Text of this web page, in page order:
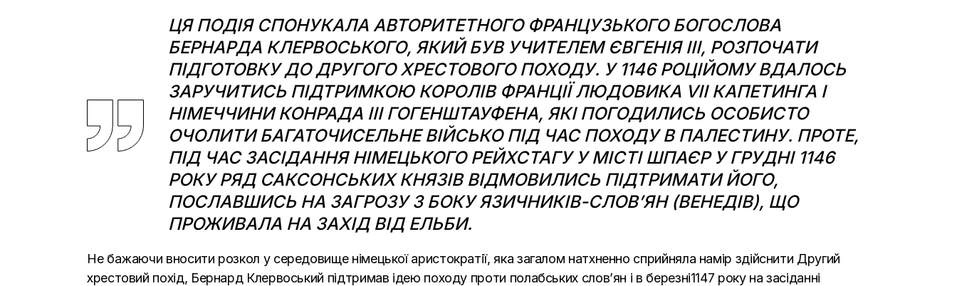
ЦЯ ПОДІЯ СПОНУКАЛА АВТОРИТЕТНОГО ФРАНЦУЗЬКОГО БОГОСЛОВА
БЕРНАРДА КЛЕРВОСЬКОГО, ЯКИЙ БУВ УЧИТЕЛЕМ ЄВГЕНІЯ III, РОЗПОЧАТИ
ПІДГОТОВКУ ДО ДРУГОГО ХРЕСТОВОГО ПОХОДУ. У 1146 РОЦІЙОМУ ВДАЛОСЬ
ЗАРУЧИТИСЬ ПІДТРИМКОЮ КОРОЛІВ ФРАНЦІЇ ЛЮДОВИКА VII КАПЕТИНГА І
НІМЕЧЧИНИ КОНРАДА III ГОГЕНШТАУФЕНА, ЯКІ ПОГОДИЛИСЬ ОСОБИСТО
ОЧОЛИТИ БАГАТОЧИСЕЛЬНЕ ВІЙСЬКО ПІД ЧАС ПОХОДУ В ПАЛЕСТИНУ. ПРОТЕ,
ПІД ЧАС ЗАСІДАННЯ НІМЕЦЬКОГО РЕЙХСТАГУ У МІСТІ ШПАЄР УГРУДНІ1146
РОКУ РЯД САКСОНСЬКИХ КНЯЗІВ ВІДМОВИЛИСЬ ПІДТРИМАТИ ЙОГО,
ПОСЛАВШИСЬ НА ЗАГРОЗУ З БОКУ ЯЗИЧНИКІВ-СЛОВ’ЯН (ВЕНЕДІВ), ЩО
ПРОЖИВАЛА НА ЗАХІД ВІД ЕЛЬБИ.
Не бажаючи вносити розкол у середовище німецької аристократії, яка загалом натхненно сприйняла намір здійснити Другий
хрестовий похід, Бернард Клервоський підтримав ідею походу проти полабських слов’ян і в березні1147 року на засіданні